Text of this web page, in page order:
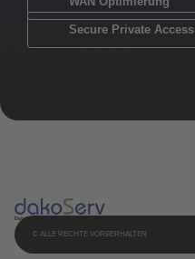
Secure Private Access
© ALLE RECHTE VORBERHALTEN